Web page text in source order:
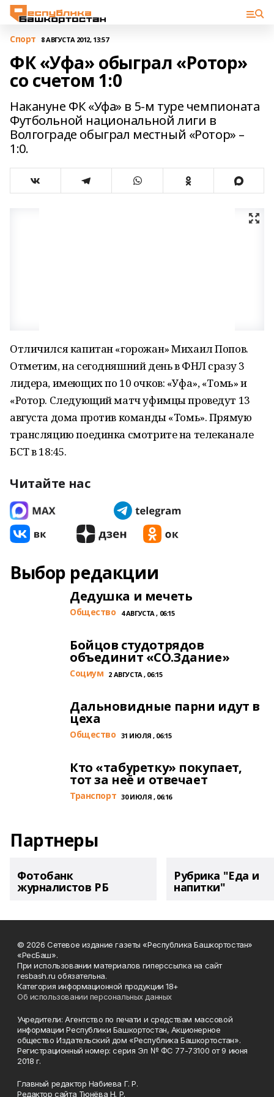
Спорт 8 АВГУСТА 2012, 13:57
ФК «Уфа» обыграл «Ротор»
со счетом 1:0
Накануне ФК «Уфа» в 5-м туре чемпионата
Футбольной национальной лиги в
Волгограде обыграл местный «Ротор» –
1:0.
Отличился капитан «горожан» Михаил Попов.
Отметим, на сегодняшний день в ФНЛ сразу 3
лидера, имеющих по 10 очков: «Уфа», «Томь» и
«Ротор. Следующий матч уфимцы проведут 13
августа дома против команды «Томь». Прямую
трансляцию поединка смотрите на телеканале
БСТ в 18:45.
Читайте нас
Выбор редакции
Дедушка и мечеть
Общество 4 АВГУСТА , 06:15
Бойцов студотрядов
объединит «СО.Здание»
Cоциум 2 АВГУСТА , 06:15
Дальновидные парни идут в
цеха
Общество 31 ИЮЛЯ , 06:15
Кто «табуретку» покупает,
тот за неё и отвечает
Транспорт 30 ИЮЛЯ , 06:16
Партнеры
Фотобанк
журналистов РБ
Рубрика "Еда и
напитки"
© 2026 Сетевое издание газеты «Республика Башкортостан»
«РесБаш».
При использовании материалов гиперссылка на сайт
resbash.ru обязательна.
Категория информационной продукции 18+
Об использовании персональных данных
Учредители: Агентство по печати и средствам массовой
информации Республики Башкортостан, Акционерное
общество Издательский дом «Республика Башкортостан».
Регистрационный номер: серия Эл № ФС 77-73100 от 9 июня
2018 г.
Главный редактор Набиева Г. Р.
Редактор сайта Тюнёва Н. Р.